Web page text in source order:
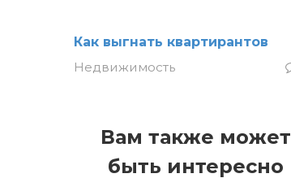
Как выгнать квартирантов
Недвижимость
Вам также может
быть интересно